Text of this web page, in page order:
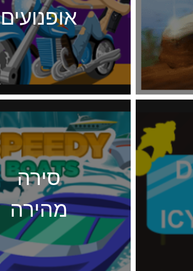
אופנועים
סירה
מהירה